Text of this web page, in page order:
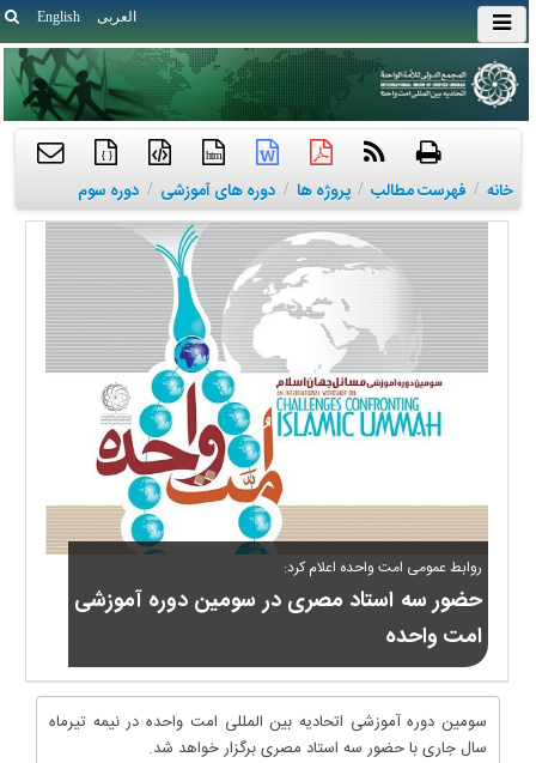
English العربی
htm
{ }
خانه / فهرست مطالب / پروژه ها / دوره های آموزشی / دوره سوم
روابط عمومی امت واحده اعلام کرد:
حضور سه استاد مصری در سومین دوره آموزشی
امت واحده
سومین دوره آموزشی اتحادیه بین المللی امت واحده در نیمه تیرماه
سال جاری با حضور سه استاد مصری برگزار خواهد شد.